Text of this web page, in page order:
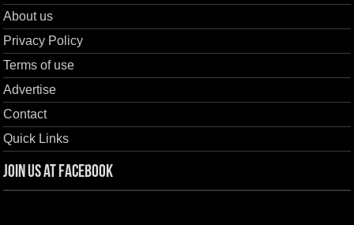
About us
Privacy Policy
Terms of use
Advertise
Contact
Quick Links
Join us at Facebook